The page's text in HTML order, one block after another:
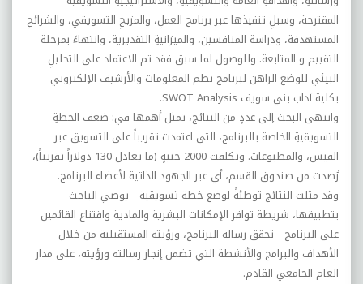
المقترحة، وسبلِ تنفيذها عبر برنامج العملِ، والمزيجِ التسويقي، والشرائحِ
المستهدفة، ودراسة المنافسين، والميزانيةِ التقديرية، وانتهاءً بمرحلة
التقييم و المتابعة. وللوصول لما سبق فقد تم الاعتماد على التحليلِ
البيئي للوضع الراهن لبرنامج نظم المعلومات والأرشيف الإلكتروني
بكلية آداب بني سويف SWOT Analysis.
وانتهى البحث إلى عددٍ من النتائج، تمثل أهمها في: ضعف الخطةِ
التسويقيةِ الخاصة بالبرنامج، التي اعتمدت تقريباً على التسويق عبر
الفيس، والمطبوعات. وتكلفت 2000 جنيهٍ (ما يعادل 130 دولاراً تقريباً)،
رُصدت من صندوق القسم، أي عبر الجهود الذاتية لأعضاء البرنامج.
وقد مثلت النتائج توطئةً لوضع خطة تسويقية - يوصي الباحث
بتطبيقها، شريطة توافر الإمكانات البشرية والمادية واقتناع القائمين
على البرنامج - تحقق رسالة البرنامج، ورؤيته المستقبلية من خلال
الأهداف والبرامج والأنشطة التي تضمن إنجاز رسالته ورؤيته، على مدار
العام الجامعي القادم.